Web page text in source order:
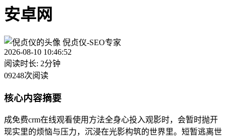
安卓网
倪贞仪-SEO专家
2026-08-10 10:46:52
阅读时长: 2分钟
09248次阅读
核心内容摘要
成免费crm在线观看使用方法全身心投入观影时，会暂时抛开
现实里的烦恼与压力，沉浸在光影构筑的世界里。短暂逃离世